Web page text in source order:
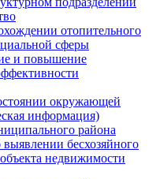
отопительного
сферы
и повышение
окружающей
информация)
района
бесхозяйного
недвижимости